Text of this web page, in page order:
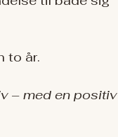
to år.
– med en positiv